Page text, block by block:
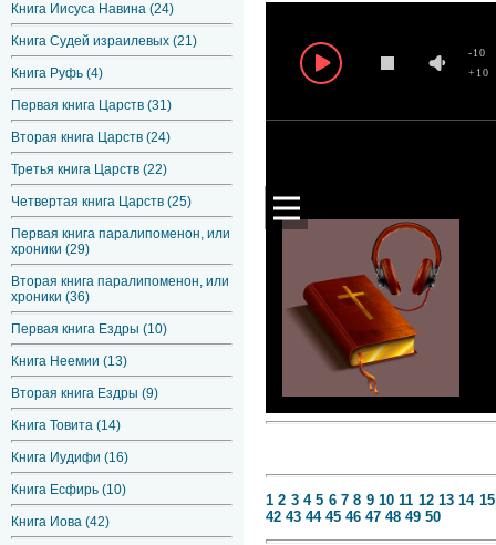
Книга Иисуса Навина (24)
Книга Судей израилевых (21)
Книга Руфь (4)
Первая книга Царств (31)
Вторая книга Царств (24)
Третья книга Царств (22)
Четвертая книга Царств (25)
Первая книга паралипоменон, или
хроники (29)
Вторая книга паралипоменон, или
хроники (36)
Первая книга Ездры (10)
Книга Неемии (13)
Вторая книга Ездры (9)
Книга Товита (14)
Книга Иудифи (16)
Книга Есфирь (10)
Книга Иова (42)
+10
-10
1 2 3 4 5 6 7 8 9 10 11 12 13 14 15
42 43 44 45 46 47 48 49 50